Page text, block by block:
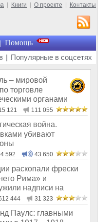
Книги О проекте Контакты
Помощь
| Популярные в соцсетях
– мировой
торговле
органами
121 111 055
война.
убивают
592 43 650
раскопали фрески
Рима» и
надписи на
444 31 323
Паулс: главными